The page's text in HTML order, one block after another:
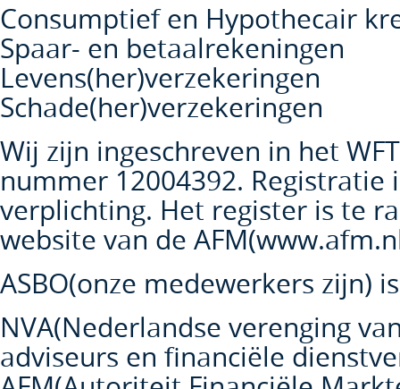
Consumptief en Hypothecair
Spaar- en betaalrekeningen
Levens(her)verzekeringen
Schade(her)verzekeringen
Wij zijn ingeschreven in het
nummer 12004392. Registratie
verplichting. Het register is te
website van de
ASBO(onze medewerkers zijn)
NVA(Nederlandse verenging
adviseurs en financiële